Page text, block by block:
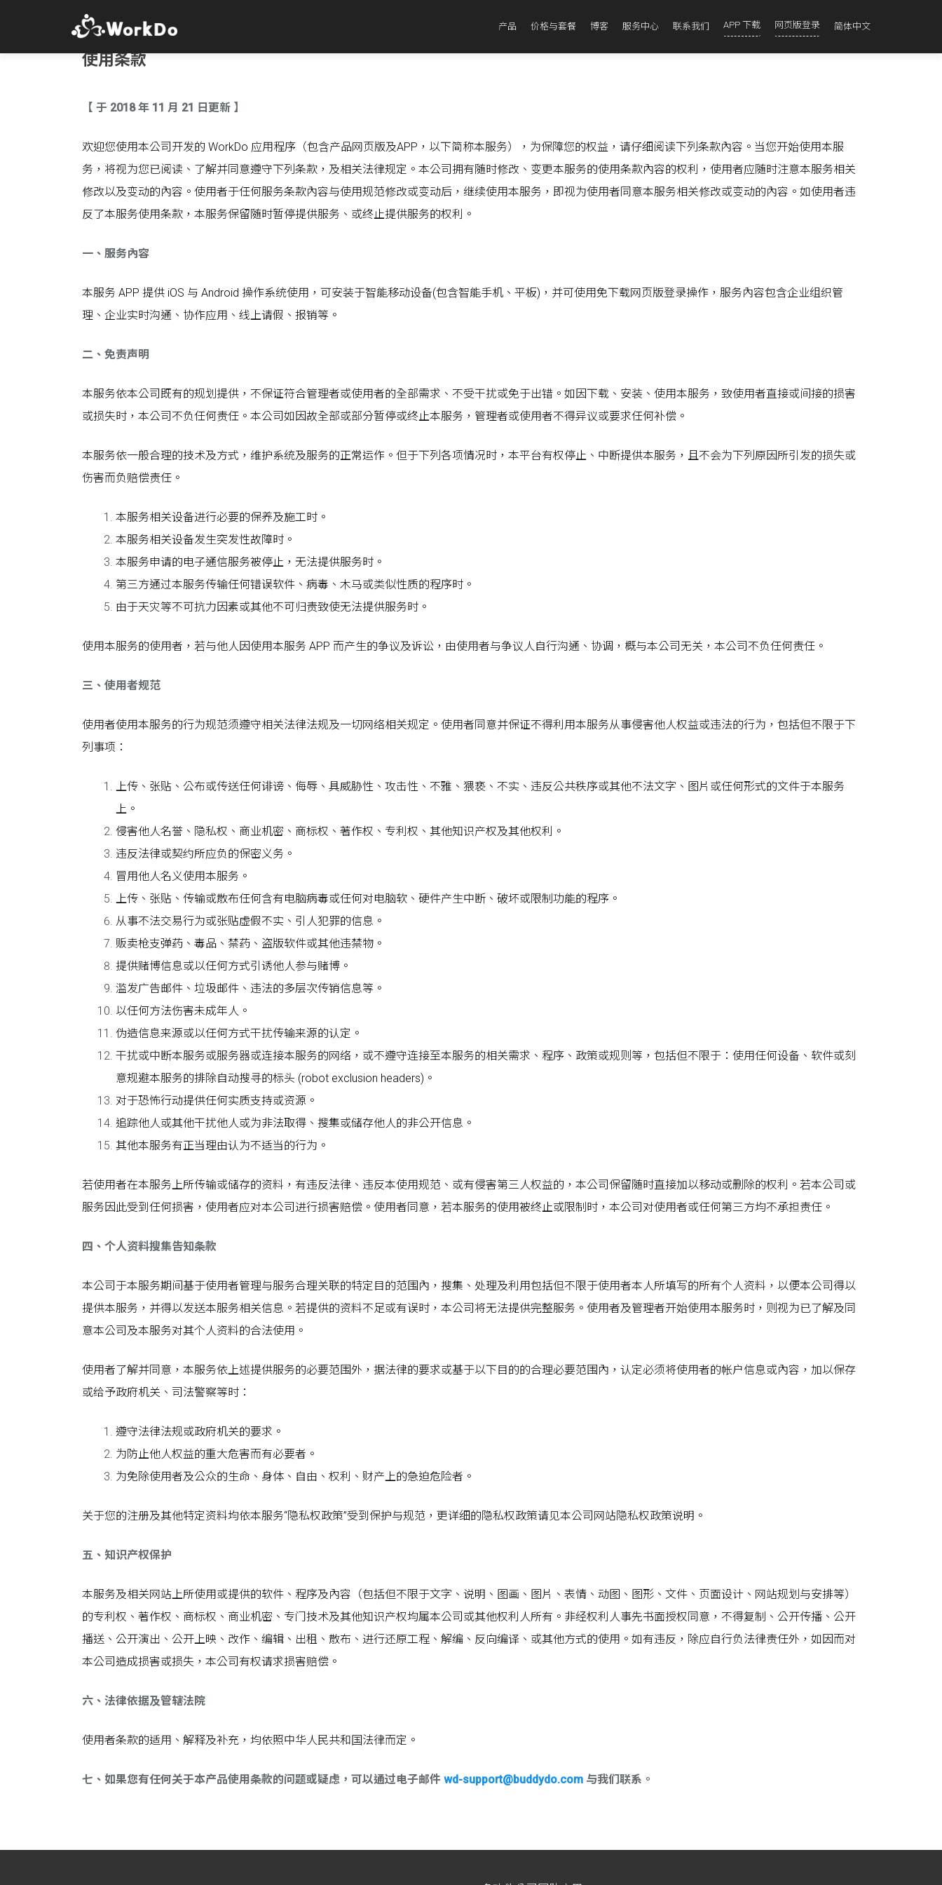
产品 价格与套餐 博客 服务中心 联系我们 APP 下载 网页版登录 简体中文
使用条款
【 于 2018 年 11 月 21 日更新 】
欢迎您使用本公司开发的 WorkDo 应用程序（包含产品网页版及APP，以下简称本服务），为保障您的权益，请仔细阅读下列条款內容。当您开始使用本服
务，将视为您已阅读、了解并同意遵守下列条款，及相关法律规定。本公司拥有随时修改、变更本服务的使用条款內容的权利，使用者应随时注意本服务相关
修改以及变动的內容。使用者于任何服务条款內容与使用规范修改或变动后，继续使用本服务，即视为使用者同意本服务相关修改或变动的內容。如使用者违
反了本服务使用条款，本服务保留随时暂停提供服务、或终止提供服务的权利。
一、服务內容
本服务 APP 提供 iOS 与 Android 操作系统使用，可安装于智能移动设备(包含智能手机、平板)，并可使用免下载网页版登录操作，服务內容包含企业组织管
理、企业实时沟通、协作应用、线上请假、报销等。
二、免责声明
本服务依本公司既有的规划提供，不保证符合管理者或使用者的全部需求、不受干扰或免于出错。如因下载、安装、使用本服务，致使用者直接或间接的损害
或损失时，本公司不负任何责任。本公司如因故全部或部分暂停或终止本服务，管理者或使用者不得异议或要求任何补偿。
本服务依一般合理的技术及方式，维护系统及服务的正常运作。但于下列各项情况时，本平台有权停止、中断提供本服务，且不会为下列原因所引发的损失或
伤害而负赔偿责任。
本服务相关设备进行必要的保养及施工时。
本服务相关设备发生突发性故障时。
本服务申请的电子通信服务被停止，无法提供服务时。
第三方通过本服务传输任何错误软件、病毒、木马或类似性质的程序时。
由于天灾等不可抗力因素或其他不可归责致使无法提供服务时。
使用本服务的使用者，若与他人因使用本服务 APP 而产生的争议及诉讼，由使用者与争议人自行沟通、协调，概与本公司无关，本公司不负任何责任。
三、使用者规范
使用者使用本服务的行为规范须遵守相关法律法规及一切网络相关规定。使用者同意并保证不得利用本服务从事侵害他人权益或违法的行为，包括但不限于下
列事项：
上传、张贴、公布或传送任何诽谤、侮辱、具威胁性、攻击性、不雅、猥亵、不实、违反公共秩序或其他不法文字、图片或任何形式的文件于本服务
上。
侵害他人名誉、隐私权、商业机密、商标权、著作权、专利权、其他知识产权及其他权利。
违反法律或契约所应负的保密义务。
冒用他人名义使用本服务。
上传、张贴、传输或散布任何含有电脑病毒或任何对电脑软、硬件产生中断、破坏或限制功能的程序。
从事不法交易行为或张贴虚假不实、引人犯罪的信息。
贩卖枪支弹药、毒品、禁药、盗版软件或其他违禁物。
提供赌博信息或以任何方式引诱他人参与赌博。
滥发广告邮件、垃圾邮件、违法的多层次传销信息等。
以任何方法伤害未成年人。
伪造信息来源或以任何方式干扰传输来源的认定。
干扰或中断本服务或服务器或连接本服务的网络，或不遵守连接至本服务的相关需求、程序、政策或规则等，包括但不限于：使用任何设备、软件或刻
意规避本服务的排除自动搜寻的标头 (robot exclusion headers)。
对于恐怖行动提供任何实质支持或资源。
追踪他人或其他干扰他人或为非法取得、搜集或储存他人的非公开信息。
其他本服务有正当理由认为不适当的行为。
若使用者在本服务上所传输或储存的资料，有违反法律、违反本使用规范、或有侵害第三人权益的，本公司保留随时直接加以移动或删除的权利。若本公司或
服务因此受到任何损害，使用者应对本公司进行损害赔偿。使用者同意，若本服务的使用被终止或限制时，本公司对使用者或任何第三方均不承担责任。
四、个人资料搜集告知条款
本公司于本服务期间基于使用者管理与服务合理关联的特定目的范围內，搜集、处理及利用包括但不限于使用者本人所填写的所有个人资料，以便本公司得以
提供本服务，并得以发送本服务相关信息。若提供的资料不足或有误时，本公司将无法提供完整服务。使用者及管理者开始使用本服务时，则视为已了解及同
意本公司及本服务对其个人资料的合法使用。
使用者了解并同意，本服务依上述提供服务的必要范围外，据法律的要求或基于以下目的的合理必要范围內，认定必须将使用者的帐户信息或內容，加以保存
或给予政府机关、司法警察等时：
遵守法律法规或政府机关的要求。
为防止他人权益的重大危害而有必要者。
为免除使用者及公众的生命、身体、自由、权利、财产上的急迫危险者。
关于您的注册及其他特定资料均依本服务“隐私权政策”受到保护与规范，更详细的隐私权政策请见本公司网站隐私权政策说明。
五、知识产权保护
本服务及相关网站上所使用或提供的软件、程序及內容（包括但不限于文字、说明、图画、图片、表情、动图、图形、文件、页面设计、网站规划与安排等）
的专利权、著作权、商标权、商业机密、专门技术及其他知识产权均属本公司或其他权利人所有。非经权利人事先书面授权同意，不得复制、公开传播、公开
播送、公开演出、公开上映、改作、编辑、出租、散布、进行还原工程、解编、反向编译、或其他方式的使用。如有违反，除应自行负法律责任外，如因而对
本公司造成损害或损失，本公司有权请求损害赔偿。
六、法律依据及管辖法院
使用者条款的适用、解释及补充，均依照中华人民共和国法律而定。
七、如果您有任何关于本产品使用条款的问题或疑虑，可以通过电子邮件 wd-support@buddydo.com 与我们联系。